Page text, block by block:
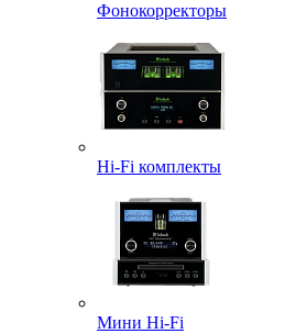
Фонокорректоры
Hi-Fi комплекты
Мини Hi-Fi